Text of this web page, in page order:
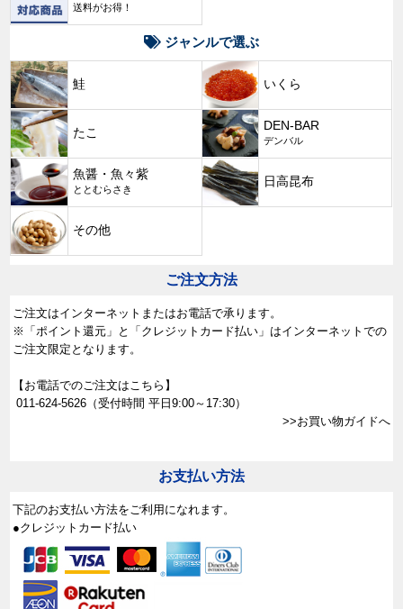
送料がお得！
ジャンルで選ぶ
鮭 いくら
たこ
DEN-BAR
デンバル
魚醤・魚々紫
ととむらさき
日高昆布
その他
ご注文方法
ご注文はインターネットまたはお電話で承ります。
※「ポイント還元」と「クレジットカード払い」はインターネットでの
ご注文限定となります。
【お電話でのご注文はこちら】
011-624-5626 （受付時間 平日9:00～17:30）
>>お買い物ガイドへ
お支払い方法
下記のお支払い方法をご利用になれます。
●クレジットカード払い